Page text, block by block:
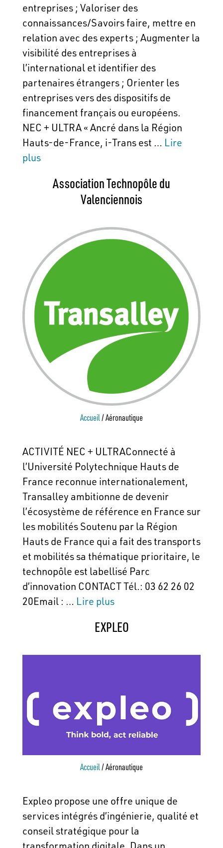
entreprises ; Valoriser des
connaissances/Savoirs faire, mettre en
relation avec des experts ; Augmenter la
visibilité des entreprises à
l’international et identifier des
partenaires étrangers ; Orienter les
entreprises vers des dispositifs de
financement français ou européens.
NEC + ULTRA « Ancré dans la Région
Hauts-de-France, i-Trans est … Lire
plus
Association Technopôle du
Valenciennois
Accueil/Aéronautique
ACTIVITÉ NEC + ULTRAConnecté à
l’Université Polytechnique Hauts de
France reconnue internationalement,
Transalley ambitionne de devenir
l’écosystème de référence en France sur
les mobilités Soutenu par la Région
Hauts de France qui a fait des transports
et mobilités sa thématique prioritaire, le
technopôle est labellisé Parc
d’innovation CONTACT Tél.: 03 62 26 02
20Email : … Lire plus
EXPLEO
Accueil/Aéronautique
Expleo propose une offre unique de
services intégrés d’ingénierie, qualité et
conseil stratégique pour la